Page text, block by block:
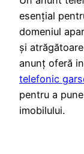
esențial
domeniul
și
anunț oferă
telefonic
pentru a
imobilului.